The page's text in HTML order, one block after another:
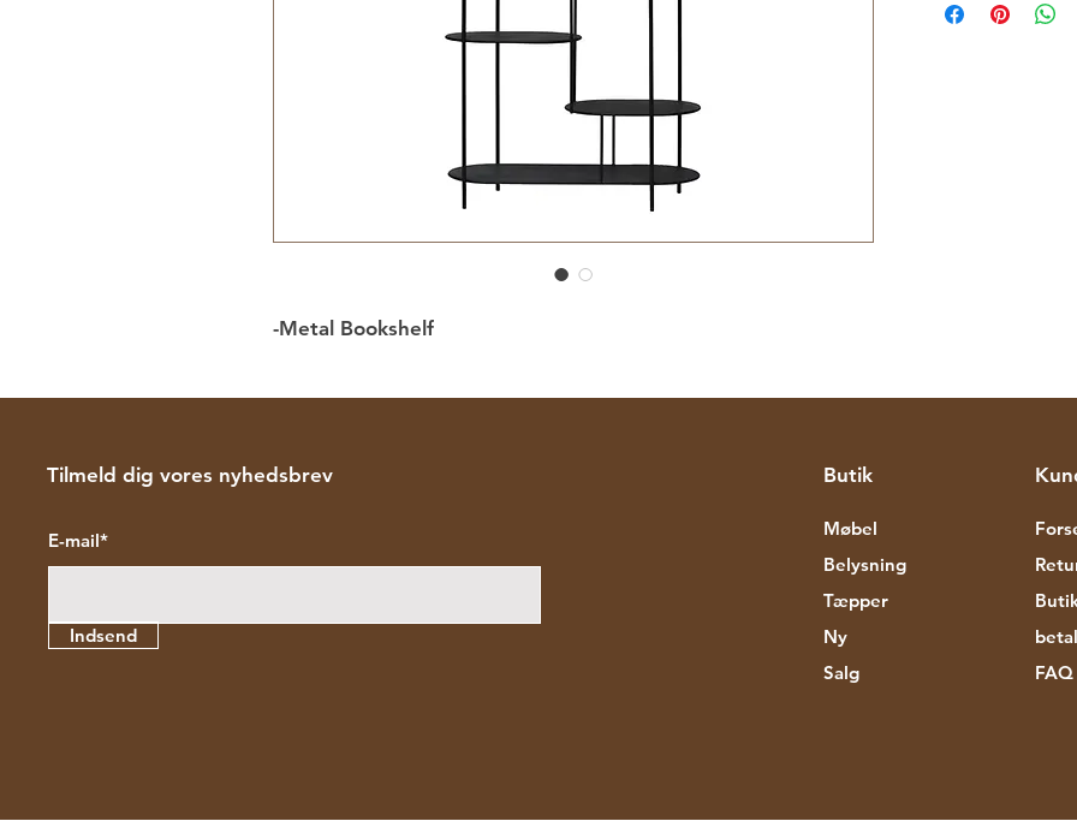
-Metal Bookshelf
Tilmeld dig vores nyhedsbrev
E-mail*
Indsend
Butik
Møbel
Belysning
Tæpper
Ny
Salg
FAQ